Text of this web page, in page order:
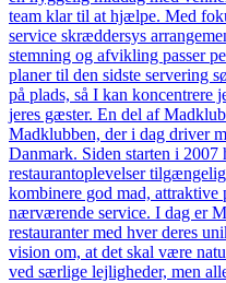
team klar til at hjælpe. Med
service skræddersys
stemning og afvikling passer
planer til den sidste servering
på plads, så I kan koncentrere
jeres gæster. En del af
Madklubben, der i dag driver
Danmark. Siden starten i
restaurantoplevelser
kombinere god mad, attraktive
nærværende service. I dag er
restauranter med hver deres
vision om, at det skal være
ved særlige lejligheder, men